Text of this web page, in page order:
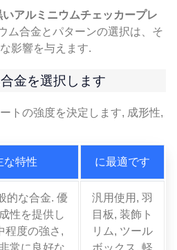
いアルミニウムチェッカープレ
ム合金とパターンの選択は、そ
影響を与えます.
金を選択します
トの強度を決定します, 成形性,
な特性 に最適です
的な合金. 優
性を提供し
程度の強さ,
汎用使用, 羽
目板, 装飾ト
リム, ツール